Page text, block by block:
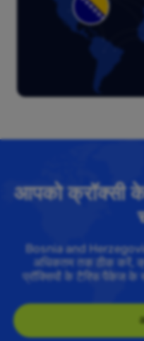
आपको क्रॉक्सी
Bosnia and
अधिकतम तक ठीक करें,
प्रॉक्सियों के टैरिफ पैकेज के